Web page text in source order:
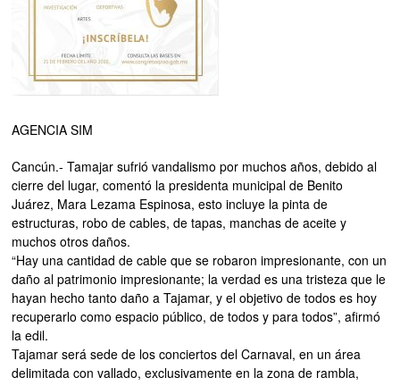
AGENCIA SIM
Cancún.- Tamajar sufrió vandalismo por muchos años, debido al
cierre del lugar, comentó la presidenta municipal de Benito
Juárez, Mara Lezama Espinosa, esto incluye la pinta de
estructuras, robo de cables, de tapas, manchas de aceite y
muchos otros daños.
“Hay una cantidad de cable que se robaron impresionante, con un
daño al patrimonio impresionante; la verdad es una tristeza que le
hayan hecho tanto daño a Tajamar, y el objetivo de todos es hoy
recuperarlo como espacio público, de todos y para todos”, afirmó
la edil.
Tajamar será sede de los conciertos del Carnaval, en un área
delimitada con vallado, exclusivamente en la zona de rambla,